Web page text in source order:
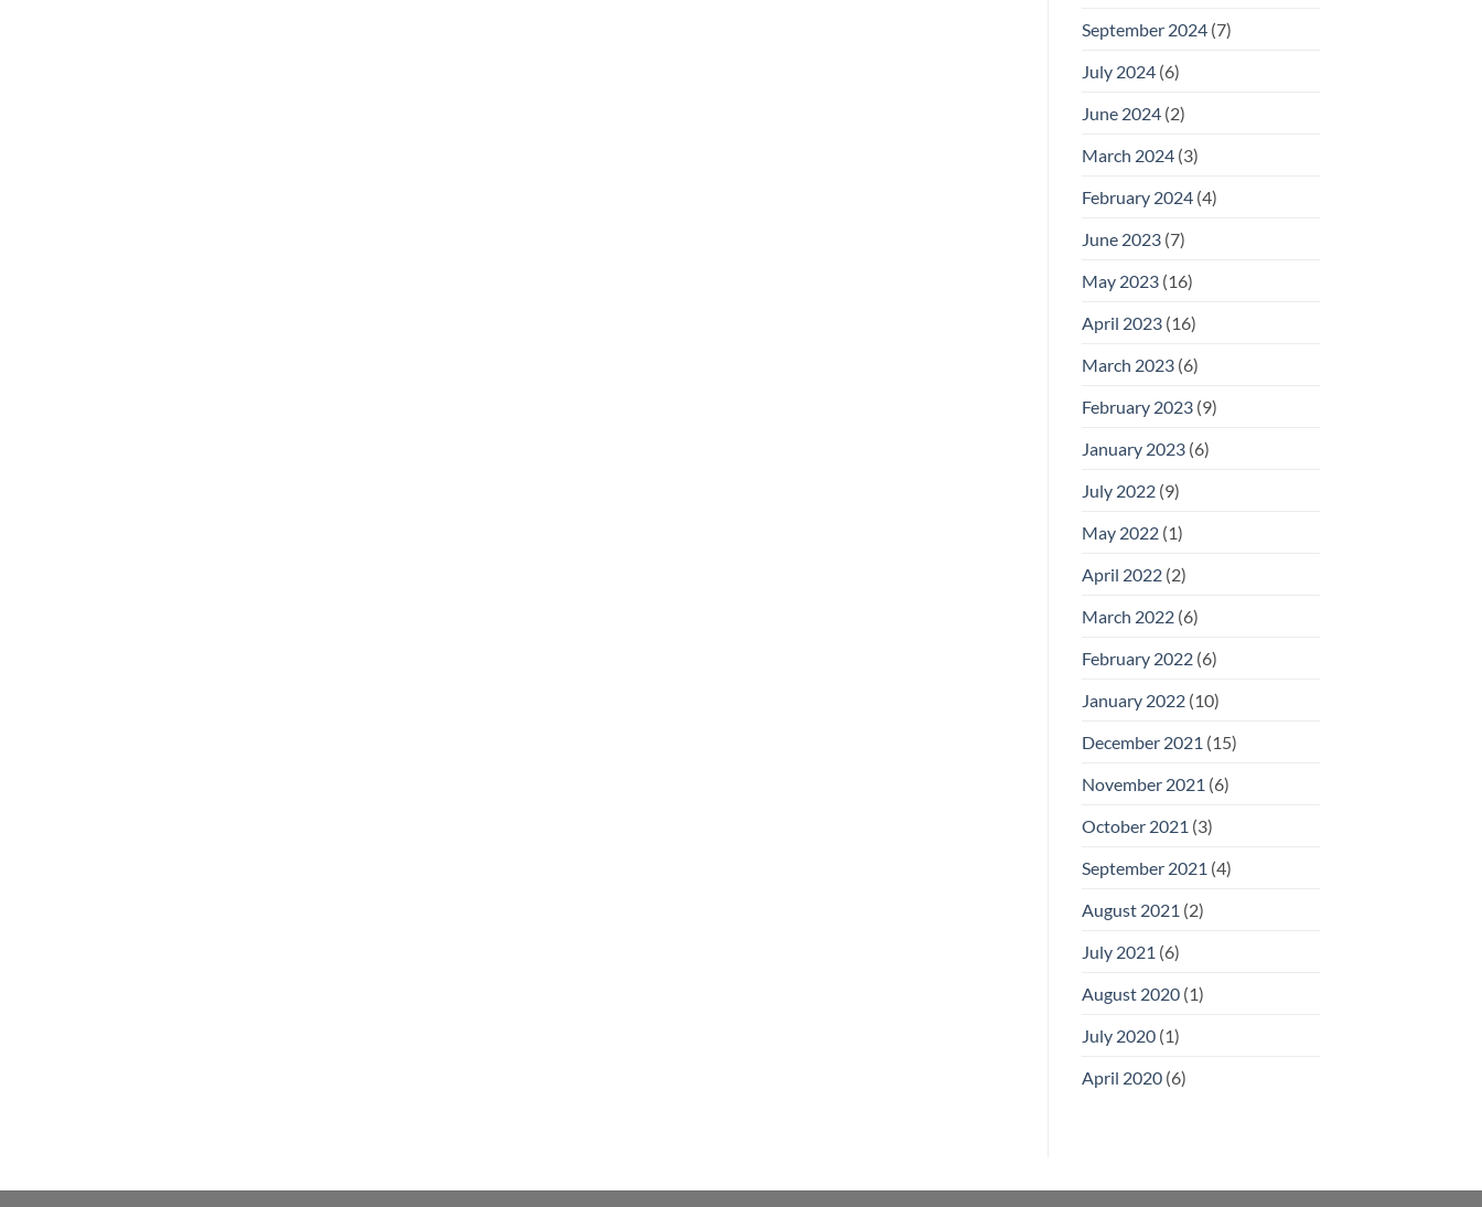
September 2024(7)
July 2024(6)
June 2024(2)
March 2024(3)
February 2024(4)
June 2023(7)
May 2023(16)
April 2023(16)
March 2023(6)
February 2023(9)
January 2023(6)
July 2022(9)
May 2022(1)
April 2022(2)
March 2022(6)
February 2022(6)
January 2022(10)
December 2021 (15)
November 2021 (6)
October 2021 (3)
September 2021 (4)
August 2021 (2)
July 2021 (6)
August 2020(1)
July 2020(1)
April 2020(6)